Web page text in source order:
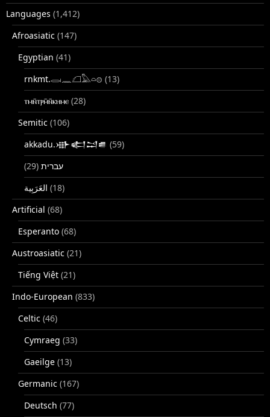
Languages (1,412)
Afroasiatic (147)
Egyptian (41)
rnkmt.𓂋𓏺𓈖𓆎𓅓𓏏𓊖 (13)
ⲧⲙⲛ̄ⲧⲣⲙ̄ⲛ̄ⲕⲏⲙⲉ (28)
Semitic (106)
akkadu.𒀝𒅗𒁺𒌑 (59)
עברית (29)
(18)
Artificial (68)
Esperanto (68)
Austroasiatic (21)
Tiếng Việt (21)
Indo-European (833)
Celtic (46)
Cymraeg (33)
Gaeilge (13)
Germanic (167)
Deutsch (77)